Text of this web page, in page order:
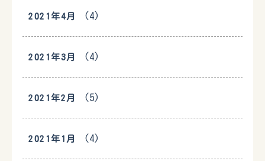
2021年4月 (4)
2021年3月 (4)
2021年2月 (5)
2021年1月 (4)